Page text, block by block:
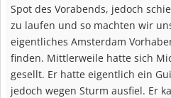
Spot des Vorabends, jedoch
zu laufen und so machten wir
eigentliches Amsterdam
finden. Mittlerweile hatte sich
gesellt. Er hatte eigentlich ein
jedoch wegen Sturm ausfiel. Er